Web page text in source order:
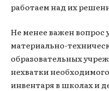
работаем над их
Не менее важен вопрос
материально-
образовательных
нехватки
инвентаря в школах и